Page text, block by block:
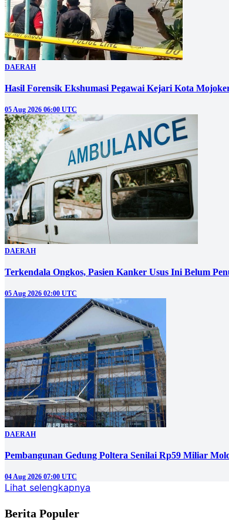
DAERAH
Hasil Forensik Ekshumasi Pegawai Kejari Kota
05 Aug 2026 06:00 UTC
DAERAH
Terkendala Ongkos, Pasien Kanker Usus Ini Belum
05 Aug 2026 02:00 UTC
DAERAH
Pembangunan Gedung Poltera Senilai Rp59 Miliar
04 Aug 2026 07:00 UTC
Lihat selengkapnya
Berita Populer